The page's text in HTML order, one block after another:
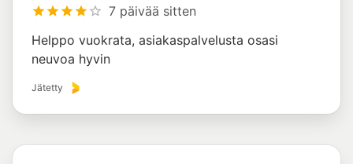
7 päivää sitten
Helppo vuokrata, asiakaspalvelusta osasi
neuvoa hyvin
Jätetty